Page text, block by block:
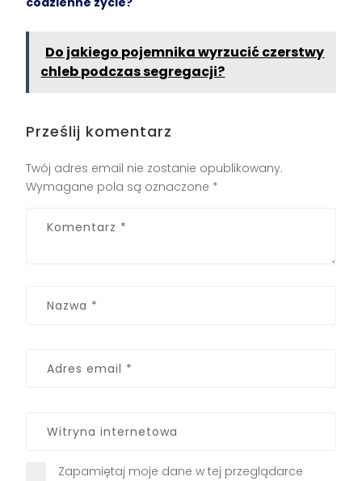
Do jakiego pojemnika wyrzucić czerstwy
chleb podczas segregacji?
Prześlij komentarz
Twój adres email nie zostanie opublikowany.
Wymagane pola są oznaczone *
Zapamiętaj moje dane w tej przeglądarce